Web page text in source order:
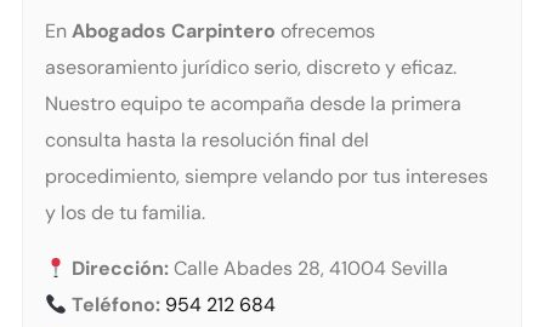
EnAbogados Carpintero ofrecemos
asesoramiento jurídico serio, discreto y eficaz.
Nuestro equipo te acompaña desde la primera
consulta hasta la resolución final del
procedimiento, siempre velando por tus intereses
y los de tu familia.
Dirección:Calle Abades 28, 41004 Sevilla
Teléfono: 954 212 684